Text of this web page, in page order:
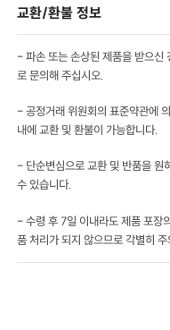
교환/환불 정보
- 파손 또는 손상된 제품을 받으신
로 문의해 주십시오.
- 공정거래 위원회의 표준약관에
내에 교환 및 환불이 가능합니다.
- 단순변심으로 교환 및 반품을 원
수 있습니다.
- 수령 후 7일 이내라도 제품 포장
품 처리가 되지 않으므로 각별히